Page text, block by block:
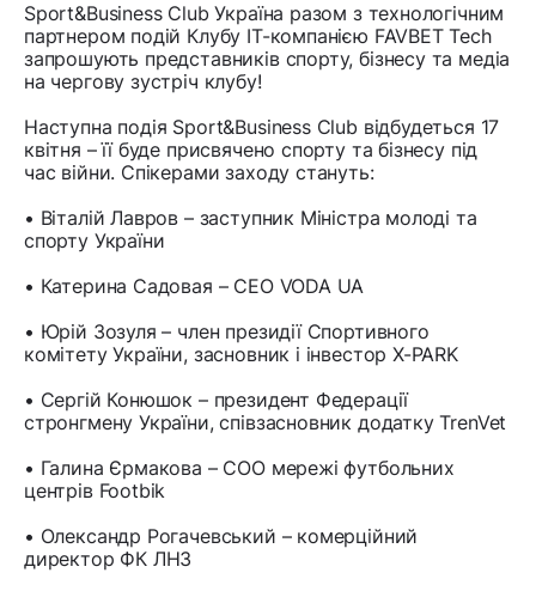
Sport&Business Club Україна разом з технологічним
партнером подій Клубу IT-компанією FAVBET Tech
запрошують представників спорту, бізнесу та медіа
на чергову зустріч клубу!
Наступна подія Sport&Business Club відбудеться 17
квітня – її буде присвячено спорту та бізнесу під
час війни. Спікерами заходу стануть:
• Віталій Лавров – заступник Міністра молоді та
спорту України
• Катерина Садовая – CEO VODA UA
• Юрій Зозуля – член президії Спортивного
комітету України, засновник і інвестор X-PARK
• Сергій Конюшок – президент Федерації
стронгмену України, співзасновник додатку TrenVet
• Галина Єрмакова – COO мережі футбольних
центрів Footbik
• Олександр Рогачевський – комерційний
директор ФК ЛНЗ